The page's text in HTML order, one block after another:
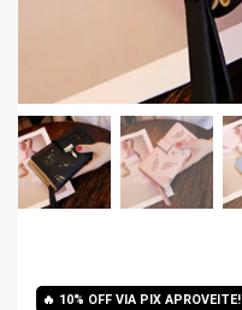
🔥 10% OFF VIA PIX APROVEITE!